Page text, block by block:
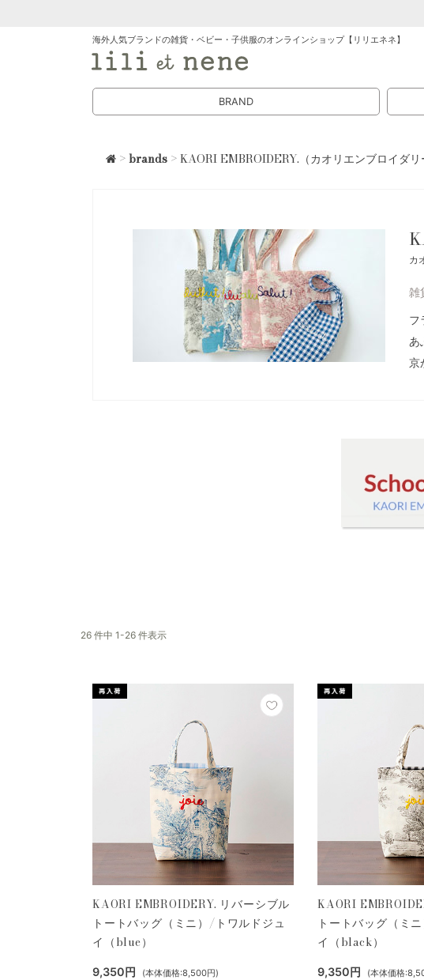
海外人気ブランドの雑貨・ベビー・子供服のオンラインショップ【リリエネネ】
BRAND
>brands > KAORI EMBROIDERY.（カオリエンブロイダリ
カ
雑
フ
あ
京
26 件中 1-26 件表示
KAORI EMBROIDERY. リバーシブル
トートバッグ（ミニ）/トワルドジュ
イ（blue）
9,350円 (本体価格:8,500円)
KAORI
トートバッグ（ミ
イ（black）
9,350円 (本体価格